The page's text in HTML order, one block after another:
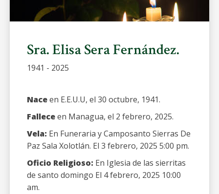
Sra. Elisa Sera Fernández.
1941 - 2025
Naceen E.E.U.U, el 30 octubre, 1941.
Falleceen Managua, el 2 febrero, 2025.
Vela: En Funeraria y Camposanto Sierras De
Paz Sala Xolotlán. El 3 febrero, 2025 5:00 pm.
Oficio Religioso: En Iglesia de las sierritas
de santo domingo El 4 febrero, 2025 10:00
am.